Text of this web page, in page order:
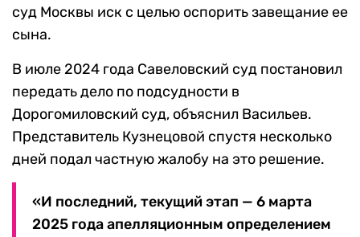
суд Москвы иск с целью оспорить завещание ее
сына.
В июле 2024 года Савеловский суд постановил
передать дело по подсудности в
Дорогомиловский суд, объяснил Васильев.
Представитель Кузнецовой спустя несколько
дней подал частную жалобу на это решение.
«И последний, текущий этап — 6 марта
2025 года апелляционным определением